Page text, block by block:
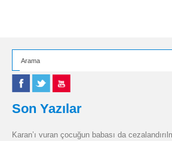
Son Yazılar
Karan’ı vuran çocuğun babası da